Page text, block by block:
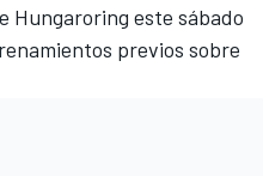
Hungaroring este sábado
previos sobre